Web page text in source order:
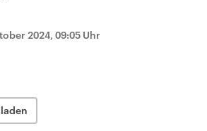
2024, 09:05 Uhr